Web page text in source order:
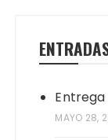
Entrega
MAYO 28,